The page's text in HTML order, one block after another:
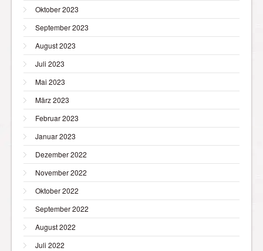
Oktober 2023
September 2023
August 2023
Juli 2023
Mai 2023
März 2023
Februar 2023
Januar 2023
Dezember 2022
November 2022
Oktober 2022
September 2022
August 2022
Juli 2022